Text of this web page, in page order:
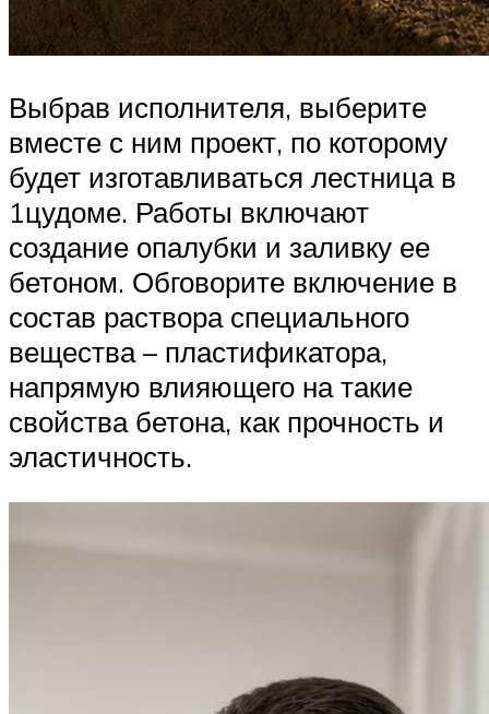
Выбрав исполнителя, выберите
вместе с ним проект, по которому
будет изготавливаться лестница в
1цудоме. Работы включают
создание опалубки и заливку ее
бетоном. Обговорите включение в
состав раствора специального
вещества – пластификатора,
напрямую влияющего на такие
свойства бетона, как прочность и
эластичность.